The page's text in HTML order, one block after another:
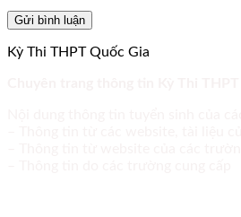
Kỳ Thi THPT Quốc Gia